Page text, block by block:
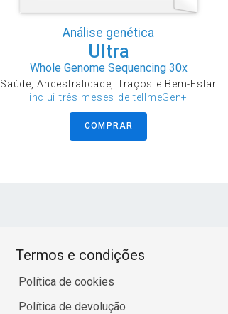
Análise genética
Ultra
Whole Genome Sequencing 30x
Saúde, Ancestralidade, Traços e Bem-Estar
inclui três meses de tellmeGen+
COMPRAR
Termos e condições
Política de cookies
Política de devolução